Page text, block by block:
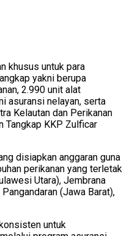
khusus untuk para
yakni berupa
2.990 unit alat
asuransi nelayan, serta
Kelautan dan Perikanan
Tangkap KKP Zulficar
disiapkan anggaran guna
perikanan yang terletak
Utara), Jembrana
(Jawa Barat),
untuk